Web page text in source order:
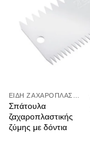
Σπάτουλα
ζαχαροπλαστικής
ζύμης με δόντια